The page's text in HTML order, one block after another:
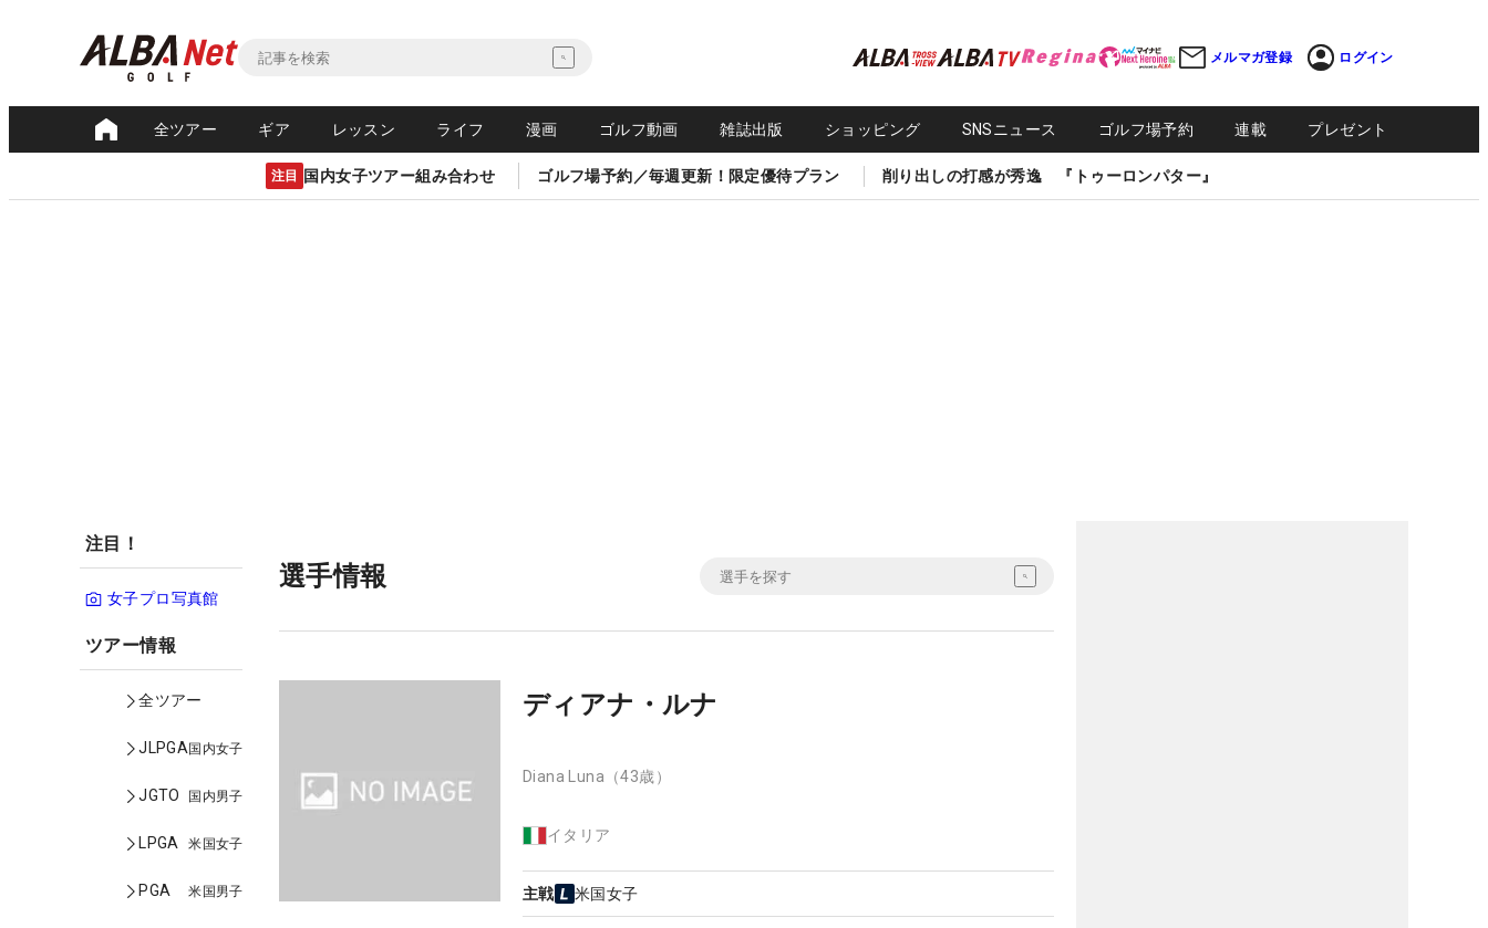
メルマガ登録 ログイン
全ツアー ギア レッスン ライフ 漫画 ゴルフ動画 雑誌出版 ショッピング SNSニュース ゴルフ場予約 連載 プレゼント
注目 国内女子ツアー組み合わせ ゴルフ場予約／毎週更新！限定優待プラン 削り出しの打感が秀逸 『トゥーロンパター』
注目！
女子プロ写真館
ツアー情報
全ツアー
JLPGA国内女子
JGTO 国内男子
LPGA 米国女子
PGA 米国男子
選手情報
ディアナ・ルナ
Diana Luna （43歳）
イタリア
主戦 米国女子